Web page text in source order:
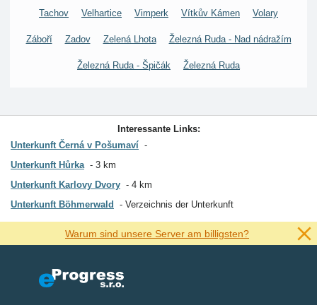
Tachov Velhartice Vimperk Vítkův Kámen Volary
Záboří Zadov Zelená Lhota Železná Ruda - Nad nádražím
Železná Ruda - Špičák Železná Ruda
Interessante Links:
Unterkunft Černá v Pošumaví
Unterkunft Hůrka
3 km
Unterkunft Karlovy Dvory
4 km
Unterkunft Böhmerwald
Verzeichnis der Unterkunft
Warum sind unsere Server am billigsten?